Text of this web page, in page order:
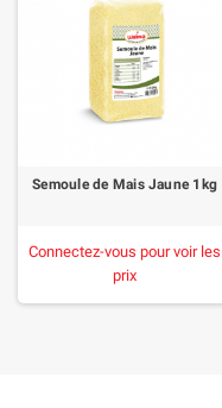
Semoule de Mais Jaune 1kg
Connectez-vous pour voir les
prix